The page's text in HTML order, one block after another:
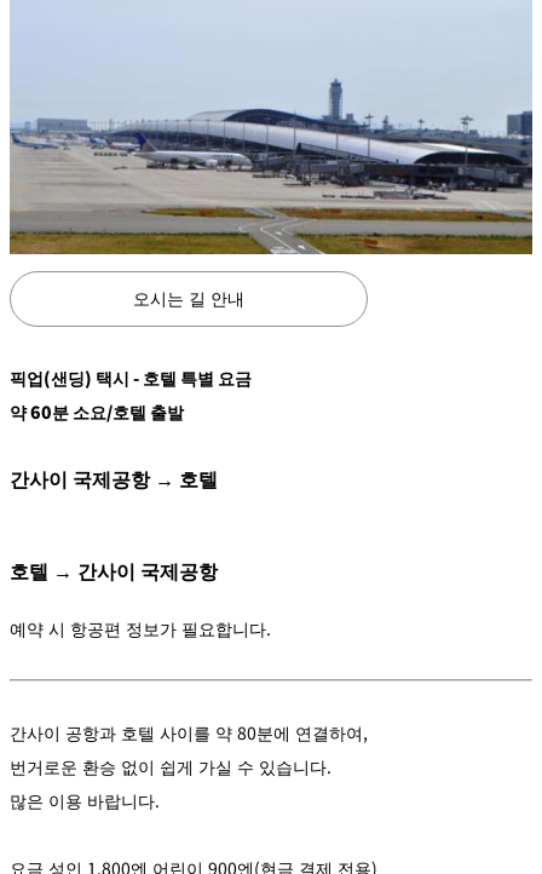
오시는 길 안내
픽업(샌딩) 택시 - 호텔 특별 요금
약 60분 소요/호텔 출발
간사이 국제공항 → 호텔
호텔 → 간사이 국제공항
예약 시 항공편 정보가 필요합니다.
간사이 공항과 호텔 사이를 약 80분에 연결하여,
번거로운 환승 없이 쉽게 가실 수 있습니다.
많은 이용 바랍니다.
요금 성인 1,800엔 어린이 900엔(현금 결제 전용)